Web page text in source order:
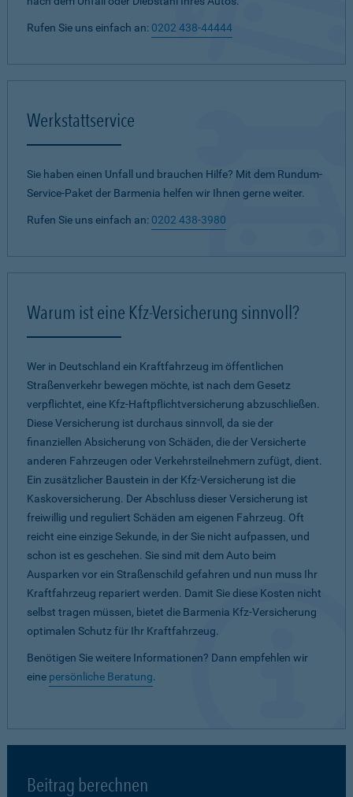
Rufen Sie uns einfach an: 0202 438-44444
Werkstattservice
Sie haben einen Unfall und brauchen Hilfe? Mit dem Rundum-
Service-Paket der Barmenia helfen wir Ihnen gerne weiter.
Rufen Sie uns einfach an: 0202 438-3980
Warum ist eine Kfz-Versicherung sinnvoll?
Wer in Deutschland ein Kraftfahrzeug im öffentlichen
Straßenverkehr bewegen möchte, ist nach dem Gesetz
verpflichtet, eine Kfz-Haftpflichtversicherung abzuschließen.
Diese Versicherung ist durchaus sinnvoll, da sie der
finanziellen Absicherung von Schäden, die der Versicherte
anderen Fahrzeugen oder Verkehrsteilnehmern zufügt, dient.
Ein zusätzlicher Baustein in der Kfz-Versicherung ist die
Kaskoversicherung. Der Abschluss dieser Versicherung ist
freiwillig und reguliert Schäden am eigenen Fahrzeug. Oft
reicht eine einzige Sekunde, in der Sie nicht aufpassen, und
schon ist es geschehen. Sie sind mit dem Auto beim
Ausparken vor ein Straßenschild gefahren und nun muss Ihr
Kraftfahrzeug repariert werden. Damit Sie diese Kosten nicht
selbst tragen müssen, bietet die Barmenia Kfz-Versicherung
optimalen Schutz für Ihr Kraftfahrzeug.
Benötigen Sie weitere Informationen? Dann empfehlen wir
eine persönliche Beratung.
Beitrag berechnen